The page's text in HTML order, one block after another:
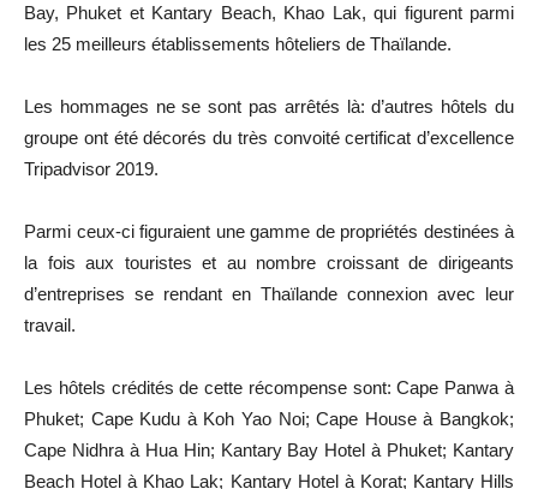
Bay, Phuket et Kantary Beach, Khao Lak, qui figurent parmi
les 25 meilleurs établissements hôteliers de Thaïlande.
Les hommages ne se sont pas arrêtés là: d’autres hôtels du
groupe ont été décorés du très convoité certificat d’excellence
Tripadvisor 2019.
Parmi ceux-ci figuraient une gamme de propriétés destinées à
la fois aux touristes et au nombre croissant de dirigeants
d’entreprises se rendant en Thaïlande connexion avec leur
travail.
Les hôtels crédités de cette récompense sont: Cape Panwa à
Phuket; Cape Kudu à Koh Yao Noi; Cape House à Bangkok;
Cape Nidhra à Hua Hin; Kantary Bay Hotel à Phuket; Kantary
Beach Hotel à Khao Lak; Kantary Hotel à Korat; Kantary Hills